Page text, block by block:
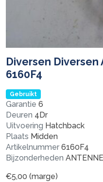
Diversen
6160F4
Gebruikt
Garantie 6
Deuren 4Dr
Uitvoering Hatchback
Plaats Midden
Artikelnummer 6160F4
Bijzonderheden
€5,00 (marge)